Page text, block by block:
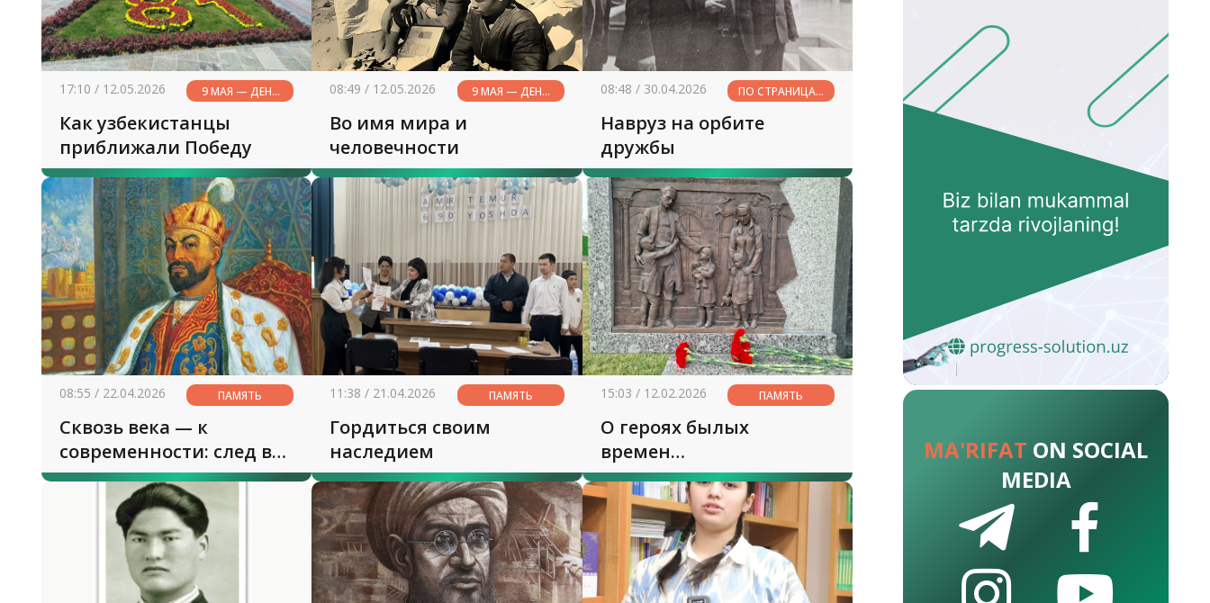
17:10 / 12.05.2026
9 МАЯ — ДЕНЬ
ПАМЯТИ И
ПОЧЕСТЕЙ
Как узбекистанцы
приближали Победу
08:49 / 12.05.2026
9 МАЯ — ДЕНЬ
ПАМЯТИ И
Во имя мира и
человечности
08:48 / 30.04.2026
ПО СТРАНИЦАМ
ИСТОРИИ
Навруз на орбите
дружбы
08:55 / 22.04.2026 ПАМЯТЬ
Сквозь века — к
современности: след в
истории
11:38 / 21.04.2026 ПАМЯТЬ
Гордиться своим
наследием
15:03 / 12.02.2026 ПАМЯТЬ
О героях былых
времен…
MA'RIFAT ON SOCIAL
MEDIA